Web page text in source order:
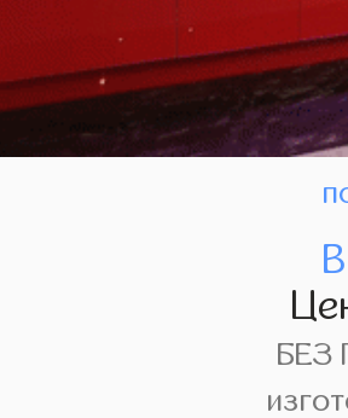
БЕЗ